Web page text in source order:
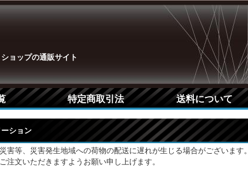
ョップの通販サイト
特定商取引法 送料について
ション
害等、災害発生地域への荷物の配送に遅れが生じる場合がございます。
注文いただきますようお願い申し上げます。